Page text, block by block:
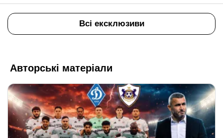
Всі ексклюзиви
Авторські матеріали